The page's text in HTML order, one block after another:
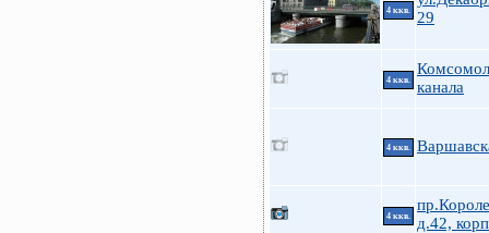
4 ккв.
29
4 ккв.
канала
4 ккв.
4 ккв.
д.42,